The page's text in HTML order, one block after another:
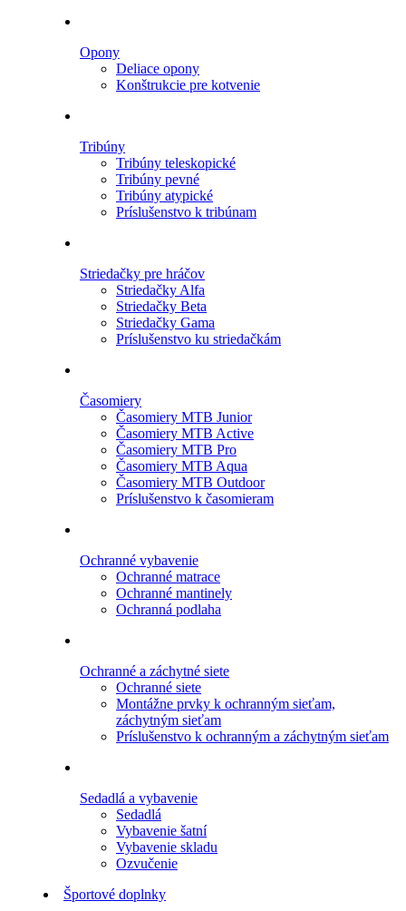
Opony
Deliace opony
Konštrukcie pre kotvenie
Tribúny
Tribúny teleskopické
Tribúny pevné
Tribúny atypické
Príslušenstvo k tribúnam
Striedačky pre hráčov
Striedačky Alfa
Striedačky Beta
Striedačky Gama
Príslušenstvo ku striedačkám
Časomiery
Časomiery MTB Junior
Časomiery MTB Active
Časomiery MTB Pro
Časomiery MTB Aqua
Časomiery MTB Outdoor
Príslušenstvo k časomieram
Ochranné vybavenie
Ochranné matrace
Ochranné mantinely
Ochranná podlaha
Ochranné a záchytné siete
Ochranné siete
Montážne prvky k ochranným sieťam,
záchytným sieťam
Príslušenstvo k ochranným a záchytným sieťam
Sedadlá a vybavenie
Sedadlá
Vybavenie šatní
Vybavenie skladu
Ozvučenie
Športové doplnky